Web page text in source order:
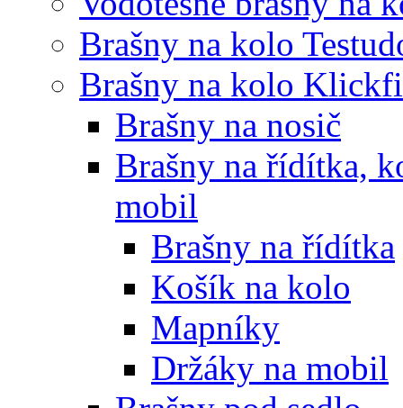
Brašny na kolo
Brašny na kolo
Brašny na nosič
Brašny na řídítka,
mobil
Brašny na řídítka
Košík na kolo
Mapníky
Držáky na mobil